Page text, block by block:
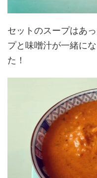
セットのスープはあ
プと味噌汁が一緒に
た！